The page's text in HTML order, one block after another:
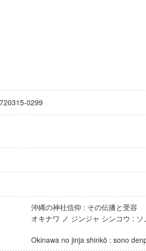
0299
沖縄の神社信仰 : その伝播と受容
オキナワ ノ ジンジャ シンコウ :
Okinawa no jinja shinkō : sono